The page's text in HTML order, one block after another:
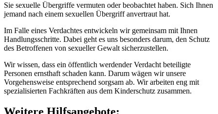
Sie sexuelle Übergriffe vermuten oder beobachtet haben. Sich Ihnen
jemand nach einem sexuellen Übergriff anvertraut hat.
Im Falle eines Verdachtes entwickeln wir gemeinsam mit Ihnen
Handlungsschritte. Dabei geht es uns besonders darum, den Schutz
des Betroffenen von sexueller Gewalt sicherzustellen.
Wir wissen, dass ein öffentlich werdender Verdacht beteiligte
Personen ernsthaft schaden kann. Darum wägen wir unsere
Vorgehensweise entsprechend sorgsam ab. Wir arbeiten eng mit
spezialisierten Fachkräften aus dem Kinderschutz zusammen.
Weitere Hilfsangebote: